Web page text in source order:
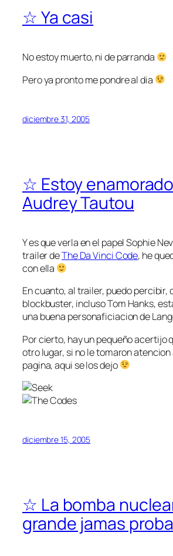
☆ Ya casi
No estoy muerto, ni de parranda
Pero ya pronto me pondre al dia
diciembre 31, 2005
☆ Estoy
Audrey Tautou
Y es que verla en el papelSophie
trailer deThe Da Vinci Code, he
con ella
En cuanto, al trailer, puedo percibir,
blockbuster, inclusoTom Hanks,
una buena personaficiacion de
Por cierto, hay un pequeño acertijo
otro lugar, si no le tomaron
pagina, aqui se los dejo
diciembre 15, 2005
☆ La bomba
grande jamas